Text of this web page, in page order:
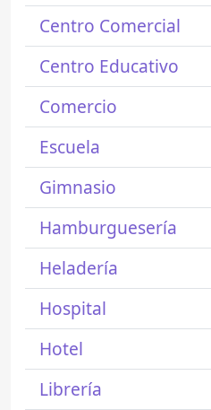
Centro Comercial
Centro Educativo
Comercio
Escuela
Gimnasio
Hamburguesería
Heladería
Hospital
Hotel
Librería